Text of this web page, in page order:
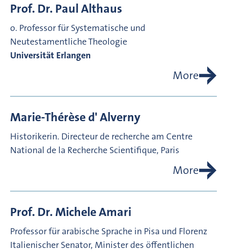
Prof. Dr. PaulAlthaus
o. Professor für Systematische und
Neutestamentliche Theologie
Universität Erlangen
More
Marie-Thérèse d'Alverny
Historikerin. Directeur de recherche am Centre
National de la Recherche Scientifique, Paris
More
Prof. Dr.MicheleAmari
Professor für arabische Sprache in Pisa und Florenz
Italienischer Senator, Minister des öffentlichen